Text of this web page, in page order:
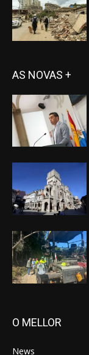
AS NOVAS +
O MELLOR
News